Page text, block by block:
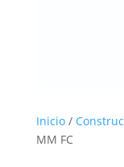
Inicio/
MM FC